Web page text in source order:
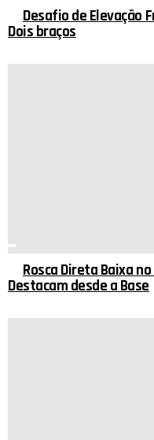
Desafio de Elevação
Dois braços
Rosca Direta Baixa
Destacam desde a Base